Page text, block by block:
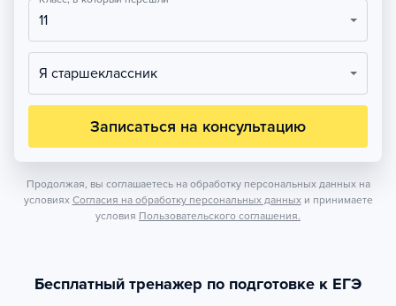
11
Я старшеклассник
Записаться на консультацию
Продолжая, вы соглашаетесь на обработку персональных данных на
условиях Согласия на обработку персональных данных и принимаете
условия Пользовательского соглашения.
Бесплатный тренажер по подготовке к ЕГЭ